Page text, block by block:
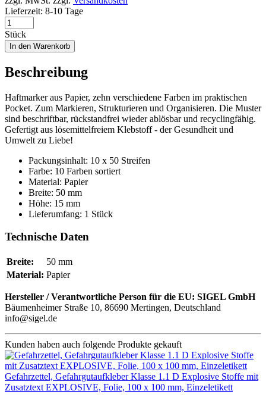
Lieferzeit: 8-10 Tage
Stück
In den Warenkorb
Beschreibung
Haftmarker aus Papier, zehn verschiedene Farben im praktischen
Pocket. Zum Markieren, Strukturieren und Organisieren. Die Muster
sind beschriftbar, rückstandfrei wieder ablösbar und recyclingfähig.
Gefertigt aus lösemittelfreiem Klebstoff - der Gesundheit und
Umwelt zu Liebe!
Packungsinhalt: 10 x 50 Streifen
Farbe: 10 Farben sortiert
Material: Papier
Breite: 50 mm
Höhe: 15 mm
Lieferumfang: 1 Stück
Technische Daten
Breite:
50 mm
Material: Papier
Hersteller / Verantwortliche Person für die EU: SIGEL GmbH
Bäumenheimer Straße 10, 86690 Mertingen, Deutschland
info@sigel.de
Kunden haben auch folgende Produkte gekauft
Gefahrzettel, Gefahrgutaufkleber Klasse 1.1 D Explosive Stoffe mit
Zusatztext EXPLOSIVE, Folie, 100 x 100 mm, Einzeletikett